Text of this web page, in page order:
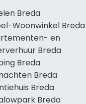
Breda
Woonwinkel Breda
en
Breda
Breda
Breda
Breda
Breda